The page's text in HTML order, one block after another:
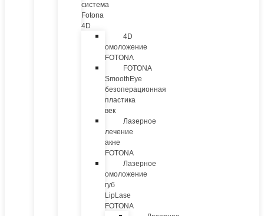
система
Fotona
4D
4D
омоложение
FOTONA
FOTONA
SmoothEye
безоперационная
пластика
век
Лазерное
лечение
акне
FOTONA
Лазерное
омоложение
губ
LipLase
FOTONA